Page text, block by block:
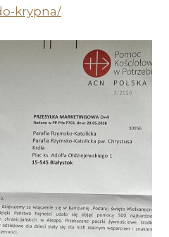
krypna/